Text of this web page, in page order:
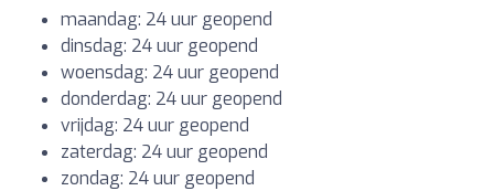
maandag: 24 uur geopend
dinsdag: 24 uur geopend
woensdag: 24 uur geopend
donderdag: 24 uur geopend
vrijdag: 24 uur geopend
zaterdag: 24 uur geopend
zondag: 24 uur geopend